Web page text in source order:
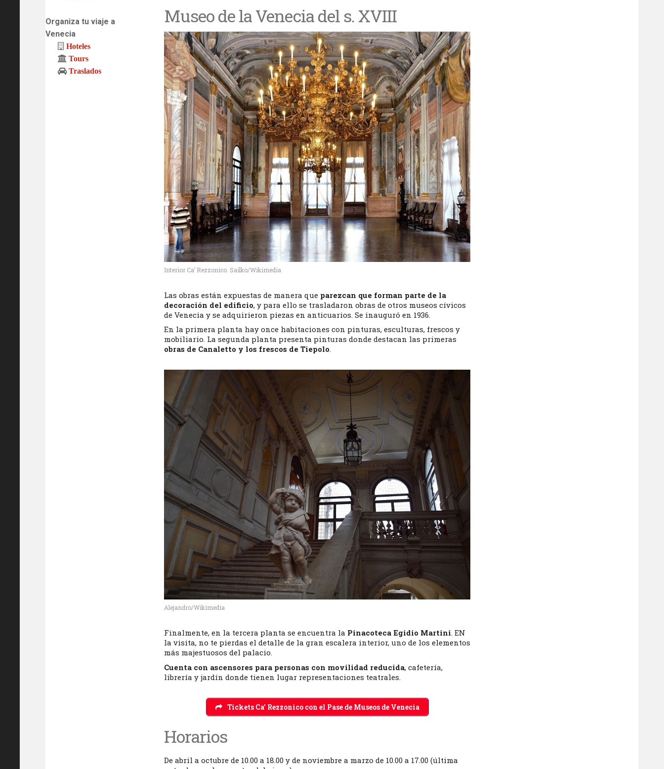
Organiza tu viaje a
Venecia
Hoteles
Tours
Traslados
Museo de la Venecia del s. XVIII
Interior Ca’ Rezzonico. Sailko/Wikimedia
Las obras están expuestas de manera que parezcan que forman parte de la
decoración del edificio, y para ello se trasladaron obras de otros museos cívicos
de Venecia y se adquirieron piezas en anticuarios. Se inauguró en 1936.
En la primera planta hay once habitaciones con pinturas, esculturas, frescos y
mobiliario. La segunda planta presenta pinturas donde destacan las primeras
obras de Canaletto y los frescos de Tiepolo.
Alejandro/Wikimedia
Finalmente, en la tercera planta se encuentra la Pinacoteca Egidio Martini. EN
la visita, no te pierdas el detalle de la gran escalera interior, uno de los elementos
más majestuosos del palacio.
Cuenta con ascensores para personas con movilidad reducida, cafetería,
librería y jardín donde tienen lugar representaciones teatrales.
Tickets Ca’ Rezzonico con el Pase de Museos de Venecia
Horarios
De abril a octubre de 10.00 a 18.00 y de noviembre a marzo de 10.00 a 17.00 (última